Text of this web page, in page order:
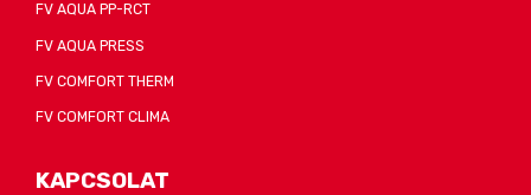
FV AQUA PP-RCT
FV AQUA PRESS
FV COMFORT THERM
FV COMFORT CLIMA
KAPCSOLAT